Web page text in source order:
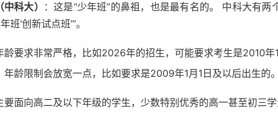
科大）
：这是“少年班”的鼻祖，也是最有名的。 中科大有两
班‘创新试点班’”。
龄要求非常严格，比如2026年的招生，可能要求考生是2010年1
年龄限制会放宽一点，比如要求是2009年1月1日及以后出生的。
要面向高二及以下年级的学生，少数特别优秀的高一甚至初三学